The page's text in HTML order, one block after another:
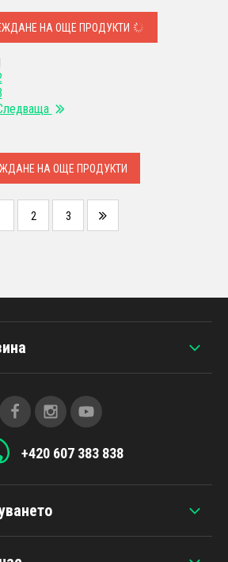
НА ОЩЕ ПРОДУКТИ
НА ОЩЕ ПРОДУКТИ
2 3
+420 607 383 838